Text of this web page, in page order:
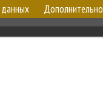
Дополнительно